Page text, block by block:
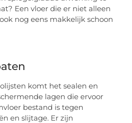
Een vloer die er niet alleen
nog eens makkelijk schoon
komt het sealen en
lagen die ervoor
bestand is tegen
en slijtage. Er zijn